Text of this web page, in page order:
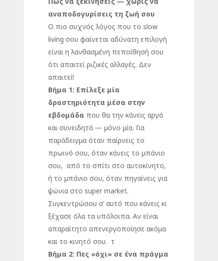
αναποδογυρίσεις τη ζωή σου
Ο πιο συχνός λόγος που το slow
living σου φαίνεται αδύνατη επιλογή
είναι η λανθασμένη πεποίθησή σου
ότι απαιτεί ριζικές αλλαγές. Δεν
απαιτεί!
Βήμα 1: Επίλεξε μία
δραστηριότητα μέσα στην
εβδομάδα που θα την κάνεις αργά
και συνειδητά — μόνο μία. Για
παράδειγμα όταν παίρνεις το
πρωινό σου, όταν κάνεις το μπάνιο
σου, από το σπίτι στο αυτοκίνητο,
ή το μπάνιο σου, όταν πηγαίνεις για
ψώνια στο super market.
Συγκεντρώσου σ’ αυτό που κάνεις κι
ξέχασε όλα τα υπόλοιπα. Αν είναι
απαραίτητο απενεργοποίησε ακόμα
και το κινητό σου. τ
Βήμα 2: Πες «όχι» σε ένα πράγμα